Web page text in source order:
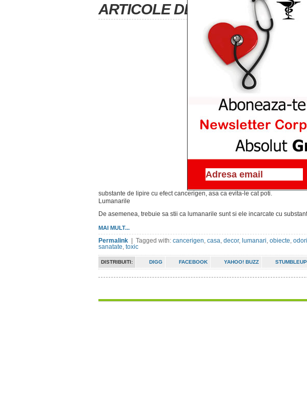
ARTICOLE DESPRE ‘OBIECTE’
iti fac rau,
Produsele
De
contin
Incearca
Obiecte
Si
substante de lipire cu efect cancerigen, asa ca evita-le cat poti.
Lumanarile
De asemenea, trebuie sa stii ca lumanarile sunt si ele incarcate cu
MAI MULT...
Permalink | Tagged with: cancerigen, casa, decor, lumanari, obiecte,
sanatate, toxic
DISTRIBUITI: DIGG FACEBOOK YAHOO! BUZZ